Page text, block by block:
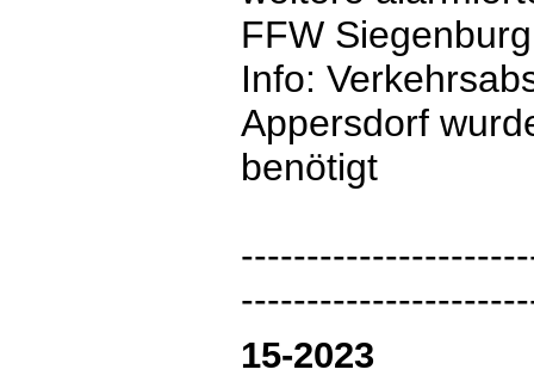
FFW
Info:
Appersdorf
benötigt
15-2023